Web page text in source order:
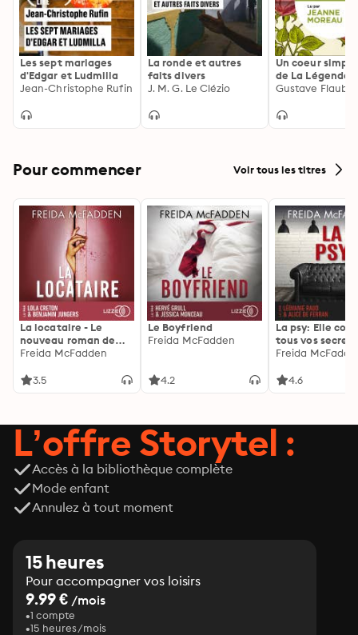
Les sept mariages
d'Edgar et Ludmilla
Jean-Christophe Rufin
La ronde et autres
faits divers
J. M. G. Le Clézio
Un coeur
de La Légende
saint Julien
Gustave
Pour commencer Voir tous les titres
La locataire - Le
nouveau roman de
l'autrice de La femme
Freida McFadden
3.5
Le Boyfriend
Freida McFadden
4.2
La psy: Elle
tous vos
découvrez les
Freida
4.6
L’offre Storytel :
Accès à la bibliothèque complète
Mode enfant
Annulez à tout moment
15 heures
Pour accompagner vos loisirs
9.99 € /mois
1 compte
15 heures/mois